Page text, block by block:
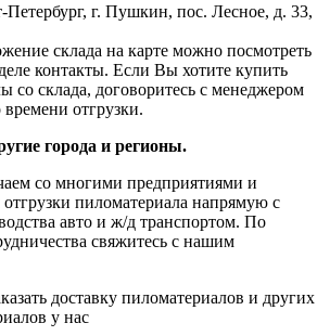
Петербург, г. Пушкин, пос. Лесное, д. 33,
склада на карте можно посмотреть
контакты. Если Вы хотите купить
со склада, договоритесь с менеджером
отгрузки.
города и регионы.
со многими предприятиями и
пиломатериала напрямую с
авто и ж/д транспортом. По
свяжитесь с нашим
доставку пиломатериалов и других
у нас